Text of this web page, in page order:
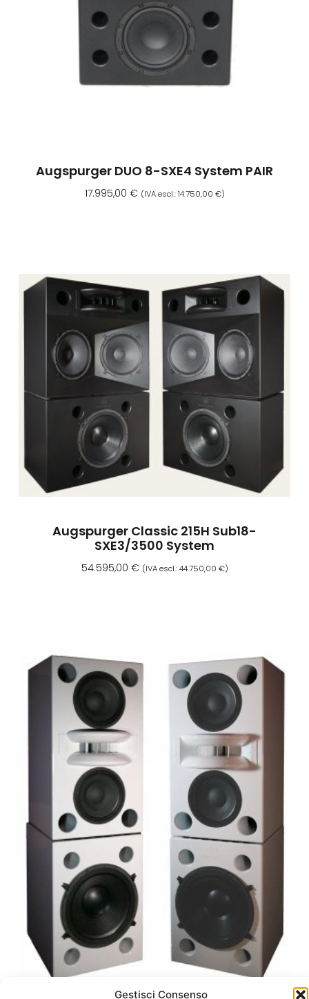
Gestisci Consenso
Augspurger DUO 8-SXE4 System PAIR
17.995,00 € (IVA escl.:14.750,00 €)
Augspurger Classic 215H Sub18-
SXE3/3500 System
54.595,00 € (IVA escl.:44.750,00 €)